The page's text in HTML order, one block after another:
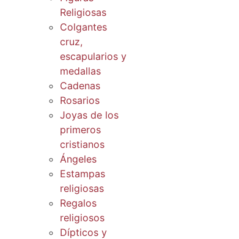
Religiosas
Colgantes
cruz,
escapularios y
medallas
Cadenas
Rosarios
Joyas de los
primeros
cristianos
Ángeles
Estampas
religiosas
Regalos
religiosos
Dípticos y